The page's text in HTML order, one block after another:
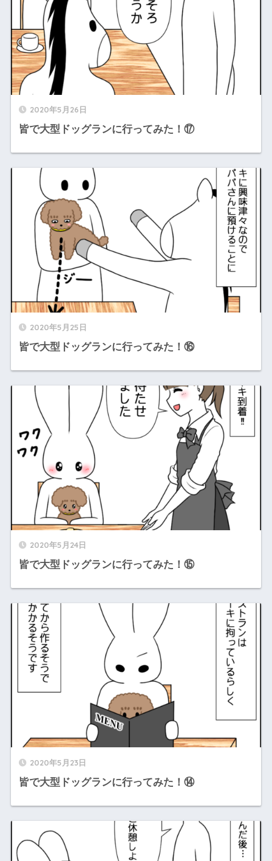
2020年5月26日
皆で大型ドッグランに行ってみた！⑰
2020年5月25日
皆で大型ドッグランに行ってみた！⑯
2020年5月24日
皆で大型ドッグランに行ってみた！⑮
2020年5月23日
皆で大型ドッグランに行ってみた！⑭